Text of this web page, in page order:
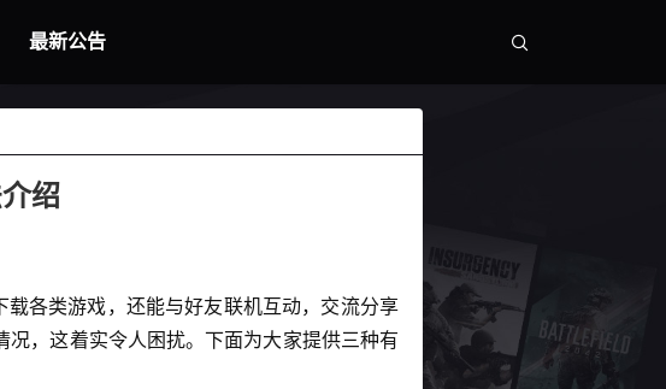
最新公告
绍
载各类游戏，还能与好友联机互动，交流分享
况，这着实令人困扰。下面为大家提供三种有